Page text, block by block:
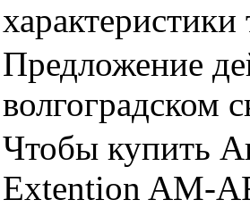
Предложение
волгоградском
Чтобы купить
Extention AM-